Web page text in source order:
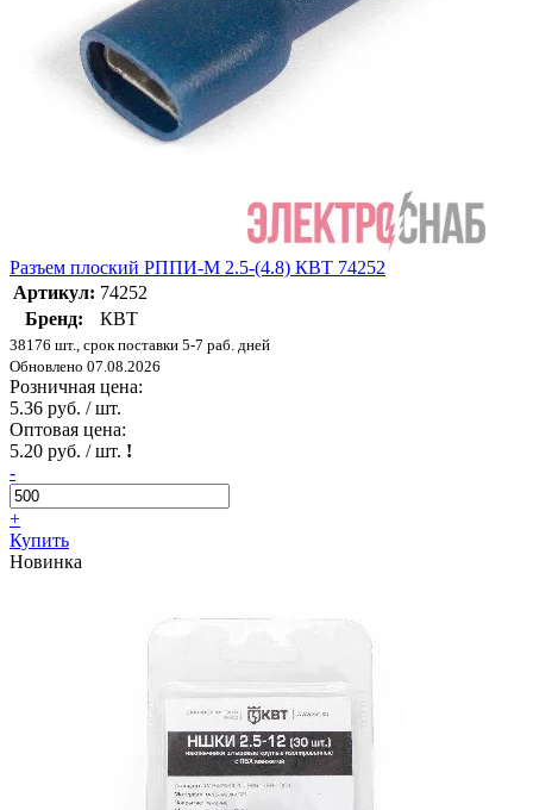
Разъем плоский РППИ-М 2.5-(4.8) КВТ 74252
Артикул: 74252
Бренд:
КВТ
38176 шт., срок поставки 5-7 раб. дней
Обновлено 07.08.2026
Розничная цена:
5.36 руб. / шт.
Оптовая цена:
5.20 руб. / шт. !
-
+
Купить
Новинка